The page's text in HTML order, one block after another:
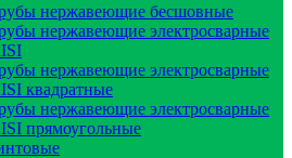
нержавеющие бесшовные
нержавеющие электросварные
нержавеющие электросварные
квадратные
нержавеющие электросварные
прямоугольные